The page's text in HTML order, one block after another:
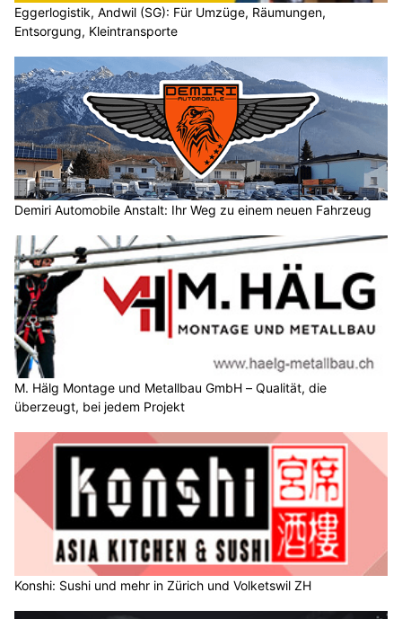
Eggerlogistik, Andwil (SG): Für Umzüge, Räumungen,
Entsorgung, Kleintransporte
Demiri Automobile Anstalt: Ihr Weg zu einem neuen Fahrzeug
M. Hälg Montage und Metallbau GmbH – Qualität, die
überzeugt, bei jedem Projekt
Konshi: Sushi und mehr in Zürich und Volketswil ZH